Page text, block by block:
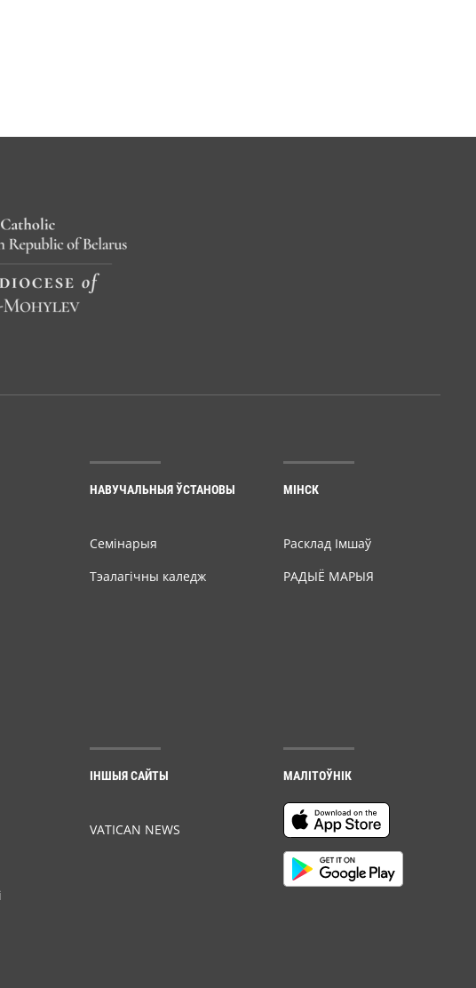
НАВУЧАЛЬНЫЯ ЎСТАНОВЫ
Семiнарыя
Тэалагічны каледж
МІНСК
Расклад Імшаў
РАДЫЁ МАРЫЯ
ІНШЫЯ САЙТЫ
VATICAN NEWS
МАЛІТОЎНІК